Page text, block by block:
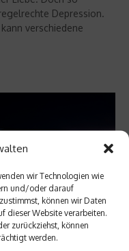
wir Technologien wie
und/oder darauf
können wir Daten
dieser Website verarbeiten.
zurückziehst, können
werden.
Depression.
verschiedene